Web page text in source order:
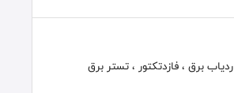
ردياب برق ، فازدتكتور ، تستر برق